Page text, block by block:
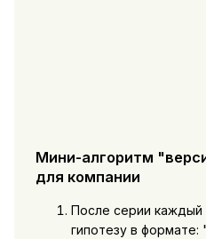
Мини-алгоритм
для компании
После серии каждый
гипотезу в